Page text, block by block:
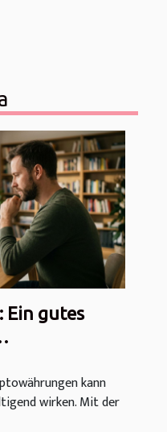
Ein gutes
kann
wirken. Mit der